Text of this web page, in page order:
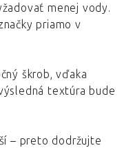
menej vody.
priamo v
škrob, vďaka
textúra bude
– preto dodržujte